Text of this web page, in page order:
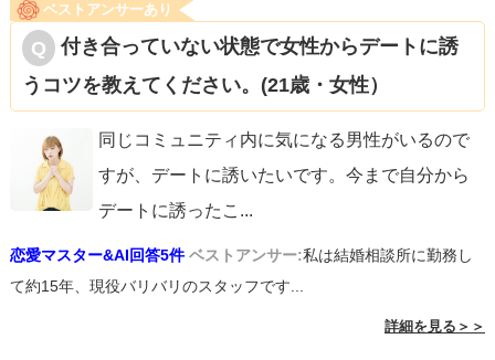
ベストアンサーあり
付き合っていない状態で女性からデートに誘
うコツを教えてください。(21歳・女性）
同じコミュニティ内に気になる男性がいるので
すが、デートに誘いたいです。今まで自分から
デートに誘ったこ ...
恋愛マスター&AI回答5件 ベストアンサー:私は結婚相談所に勤務し
て約15年、現役バリバリのスタッフです...
詳細を見る＞＞